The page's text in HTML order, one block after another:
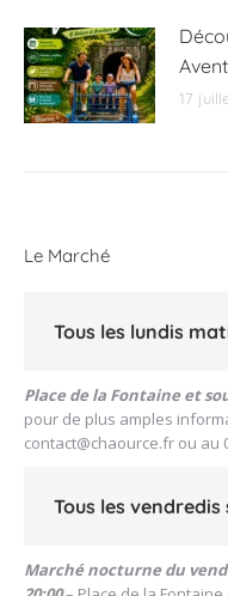
17
Le Marché
Tous les lundis
Place de la Fontaine et
pour de plus amples
contact@chaource.fr ou au
Tous les vendredis
Marché nocturne du